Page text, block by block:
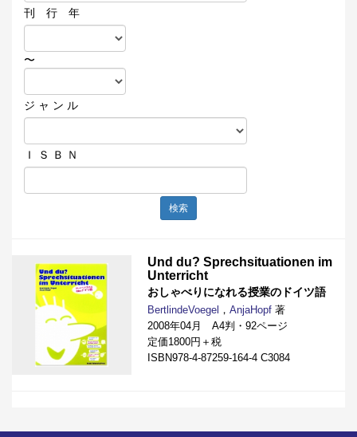
刊 行 年
〜
ジ ャ ン ル
Ｉ Ｓ Ｂ Ｎ
検索
Und du? Sprechsituationen im
Unterricht
おしゃべりになれる授業のドイツ語
BertlindeVoegel ， AnjaHopf 著
2008年04月 A4判・92ページ
定価1800円＋税
ISBN978-4-87259-164-4 C3084